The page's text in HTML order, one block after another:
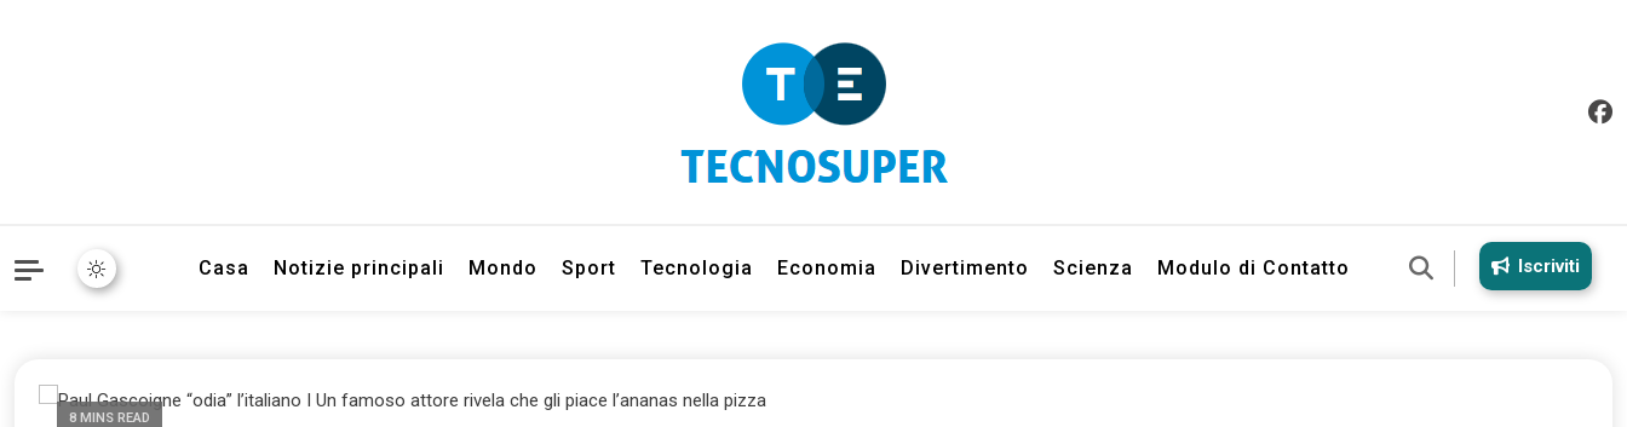
Casa Notizie principali Mondo Sport Tecnologia Economia Divertimento Scienza Modulo di Contatto Iscriviti
8 MINS READ